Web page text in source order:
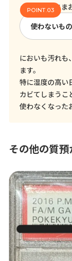
くてもそのまま
使わないも
においも汚れも
ます。
特に湿度の高い
カビてしまうこ
使わなくなった
その他の質